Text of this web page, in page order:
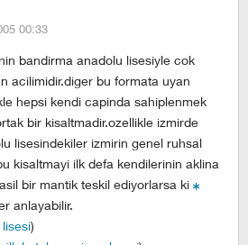
00:33
bandirma anadolu lisesiyle cok
acilimidir.diger bu formata uyan
hepsi kendi capinda sahiplenmek
bir kisaltmadir.ozellikle izmirde
lisesindekiler izmirin genel ruhsal
kisaltmayi ilk defa kendilerinin aklina
bir mantik teskil ediyorlarsa ki
anlayabilir.
)